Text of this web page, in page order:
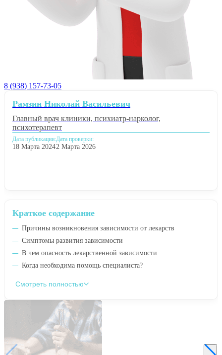
8 (938) 157-73-05
Краткое содержание
Причины возникновения зависимости от лекарств
Симптомы развития зависимости
В чем опасность лекарственной зависимости
Когда необходима помощь специалиста?
Смотреть полностью
Рамзин Николай Васильевич
Главный врач клиники, психиатр-нарколог,
психотерапевт
Дата публикации:
18 Марта 2024
Дата проверки:
2 Марта 2026